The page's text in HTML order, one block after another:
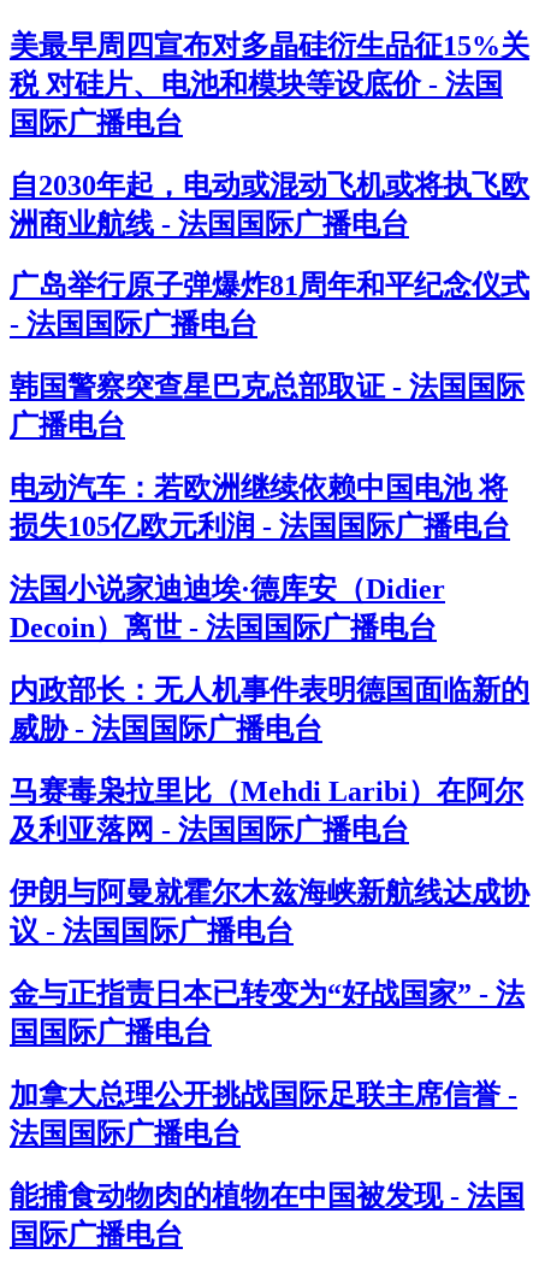
美最早周四宣布对多晶硅衍生品征15%关
税 对硅片、电池和模块等设底价 - 法国
国际广播电台
自2030年起，电动或混动飞机或将执飞欧
洲商业航线 - 法国国际广播电台
广岛举行原子弹爆炸81周年和平纪念仪式
- 法国国际广播电台
韩国警察突查星巴克总部取证 - 法国国际
广播电台
电动汽车：若欧洲继续依赖中国电池 将
损失105亿欧元利润 - 法国国际广播电台
法国小说家迪迪埃·德库安（Didier
Decoin）离世 - 法国国际广播电台
内政部长：无人机事件表明德国面临新的
威胁 - 法国国际广播电台
马赛毒枭拉里比（Mehdi Laribi）在阿尔
及利亚落网 - 法国国际广播电台
伊朗与阿曼就霍尔木兹海峡新航线达成协
议 - 法国国际广播电台
金与正指责日本已转变为“好战国家” - 法
国国际广播电台
加拿大总理公开挑战国际足联主席信誉 -
法国国际广播电台
能捕食动物肉的植物在中国被发现 - 法国
国际广播电台